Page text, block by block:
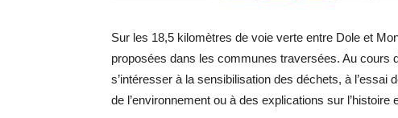
Sur les 18,5 kilomètres de voie verte entre Dole et
proposées dans les communes traversées. Au cours
s’intéresser à la sensibilisation des déchets, à
de l’environnement ou à des explications sur l’histoire